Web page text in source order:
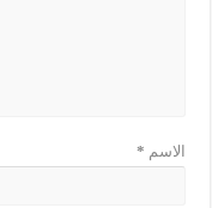
الاسم *